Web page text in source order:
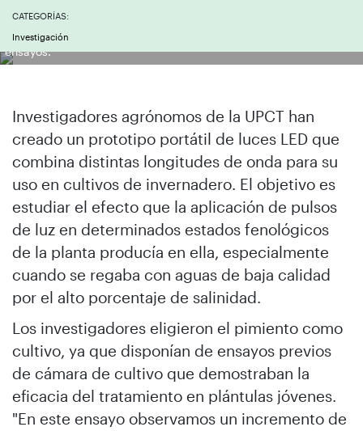
CATEGORÍAS:
Investigación
Luces LED aplicadas a una planta de pimiento durante los
ensayos.
Investigadores agrónomos de la UPCT han
creado un prototipo portátil de luces LED que
combina distintas longitudes de onda para su
uso en cultivos de invernadero. El objetivo es
estudiar el efecto que la aplicación de pulsos
de luz en determinados estados fenológicos
de la planta producía en ella, especialmente
cuando se regaba con aguas de baja calidad
por el alto porcentaje de salinidad.
Los investigadores eligieron el pimiento como
cultivo, ya que disponían de ensayos previos
de cámara de cultivo que demostraban la
eficacia del tratamiento en plántulas jóvenes.
"En este ensayo observamos un incremento de